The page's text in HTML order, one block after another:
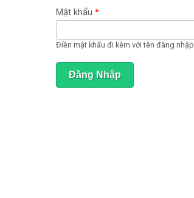
đ
n
)
Mật khẩu *
Điền mật khẩu đi kèm với tên đăng nhập.